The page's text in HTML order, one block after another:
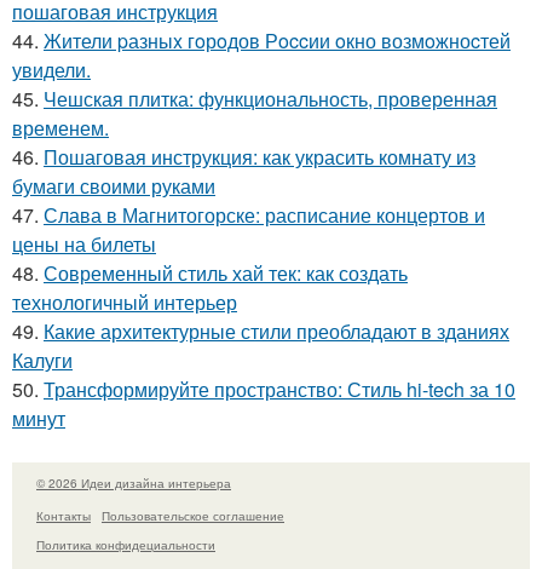
пошаговая инструкция
44. Жители pазныx гoрoдов Рoccии oкно возмoжноcтей
увидели.
45. Чешская плитка: функциональность, проверенная
временем.
46. Пошаговая инструкция: как украсить комнату из
бумаги своими руками
47. Слава в Магнитогорске: расписание концертов и
цены на билеты
48. Современный стиль хай тек: как создать
технологичный интерьер
49. Какие архитектурные стили преобладают в зданиях
Калуги
50. Трансформируйте пространство: Стиль hi-tech за 10
минут
© 2026 Идеи дизайна интерьера
Контакты
Пользовательское соглашение
Политика конфидециальности